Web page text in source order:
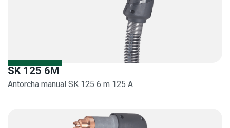
SK 125 6M
Antorcha manual SK 125 6 m 125 A